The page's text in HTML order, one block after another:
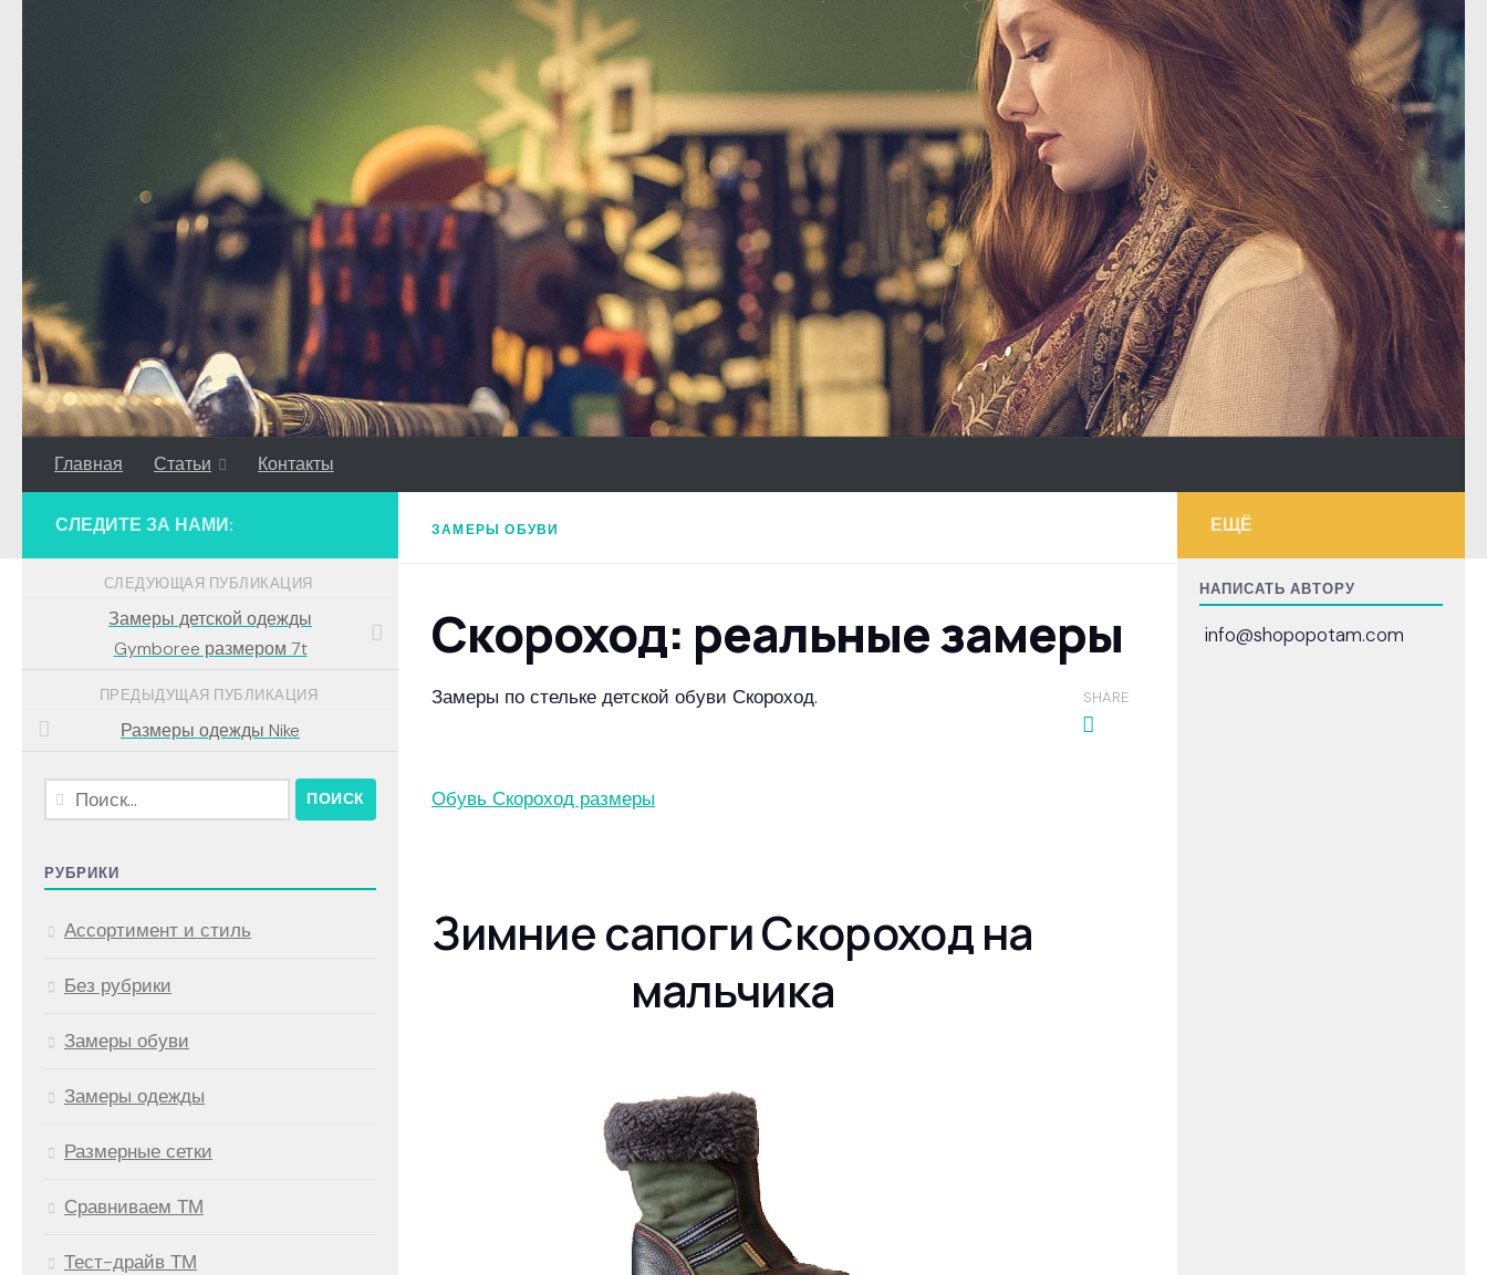
Главная Статьи Контакты
ЗАМЕРЫ ОБУВИ
Скороход: реальные замеры
Замеры по стельке детской обуви Скороход.
Обувь Скороход размеры
Зимние сапоги Скороход на
мальчика
SHARE
СЛЕДИТЕ ЗА НАМИ:
СЛЕДУЮЩАЯ ПУБЛИКАЦИЯ
Замеры детской одежды
Gymboree размером 7t
ПРЕДЫДУЩАЯ ПУБЛИКАЦИЯ
Размеры одежды Nike
Найти:
РУБРИКИ
Ассортимент и стиль
Без рубрики
Замеры обуви
Замеры одежды
Размерные сетки
Сравниваем ТМ
Тест-драйв ТМ
ЕЩЁ
НАПИСАТЬ АВТОРУ
info@shopopotam.com